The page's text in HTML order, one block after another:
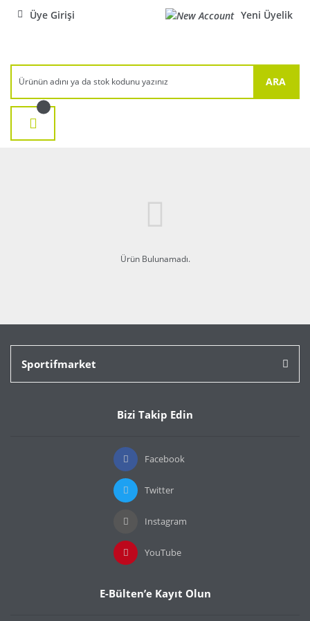
Üye Girişi Yeni Üyelik
ARA
Ürün Bulunamadı.
Sportifmarket
Bizi Takip Edin
Facebook
Twitter
Instagram
YouTube
E-Bülten’e Kayıt Olun